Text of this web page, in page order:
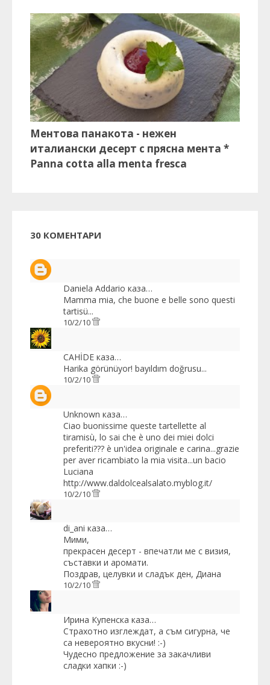
Ментова панакота - нежен
италиански десерт с прясна мента *
Panna cotta alla menta fresca
30 КОМЕНТАРИ
Daniela Addario каза…
Mamma mia, che buone e belle sono questi
tartisü...
10/2/10
CAHİDE каза…
Harika görünüyor! bayıldım doğrusu...
10/2/10
Unknown каза…
Ciao buonissime queste tartellette al
tiramisù, lo sai che è uno dei miei dolci
preferiti??? è un'idea originale e carina...grazie
per aver ricambiato la mia visita...un bacio
Luciana
http://www.daldolcealsalato.myblog.it/
10/2/10
di_ani каза…
Мими,
прекрасен десерт - впечатли ме с визия,
съставки и аромати.
Поздрав, целувки и сладък ден, Диана
10/2/10
Ирина Купенска каза…
Страхотно изглеждат, а съм сигурна, че
са невероятно вкусни! :-)
Чудесно предложение за закачливи
сладки хапки :-)